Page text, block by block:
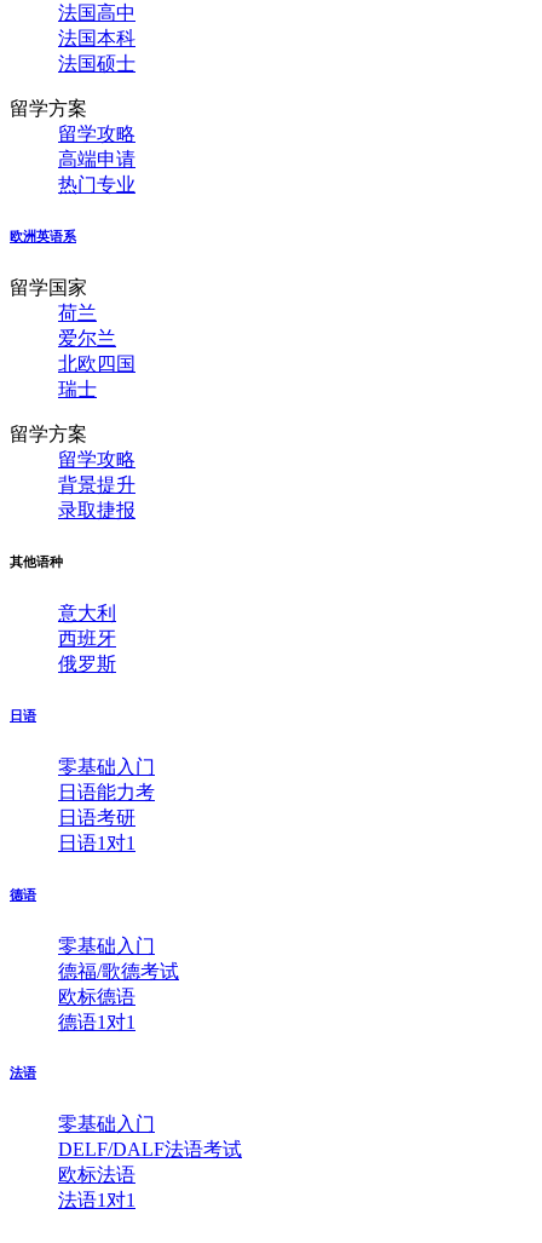
法国高中
法国本科
法国硕士
留学方案
留学攻略
高端申请
热门专业
欧洲英语系
留学国家
荷兰
爱尔兰
北欧四国
瑞士
留学方案
留学攻略
背景提升
录取捷报
其他语种
意大利
西班牙
俄罗斯
日语
零基础入门
日语能力考
日语考研
日语1对1
德语
零基础入门
德福/歌德考试
欧标德语
德语1对1
法语
零基础入门
DELF/DALF法语考试
欧标法语
法语1对1